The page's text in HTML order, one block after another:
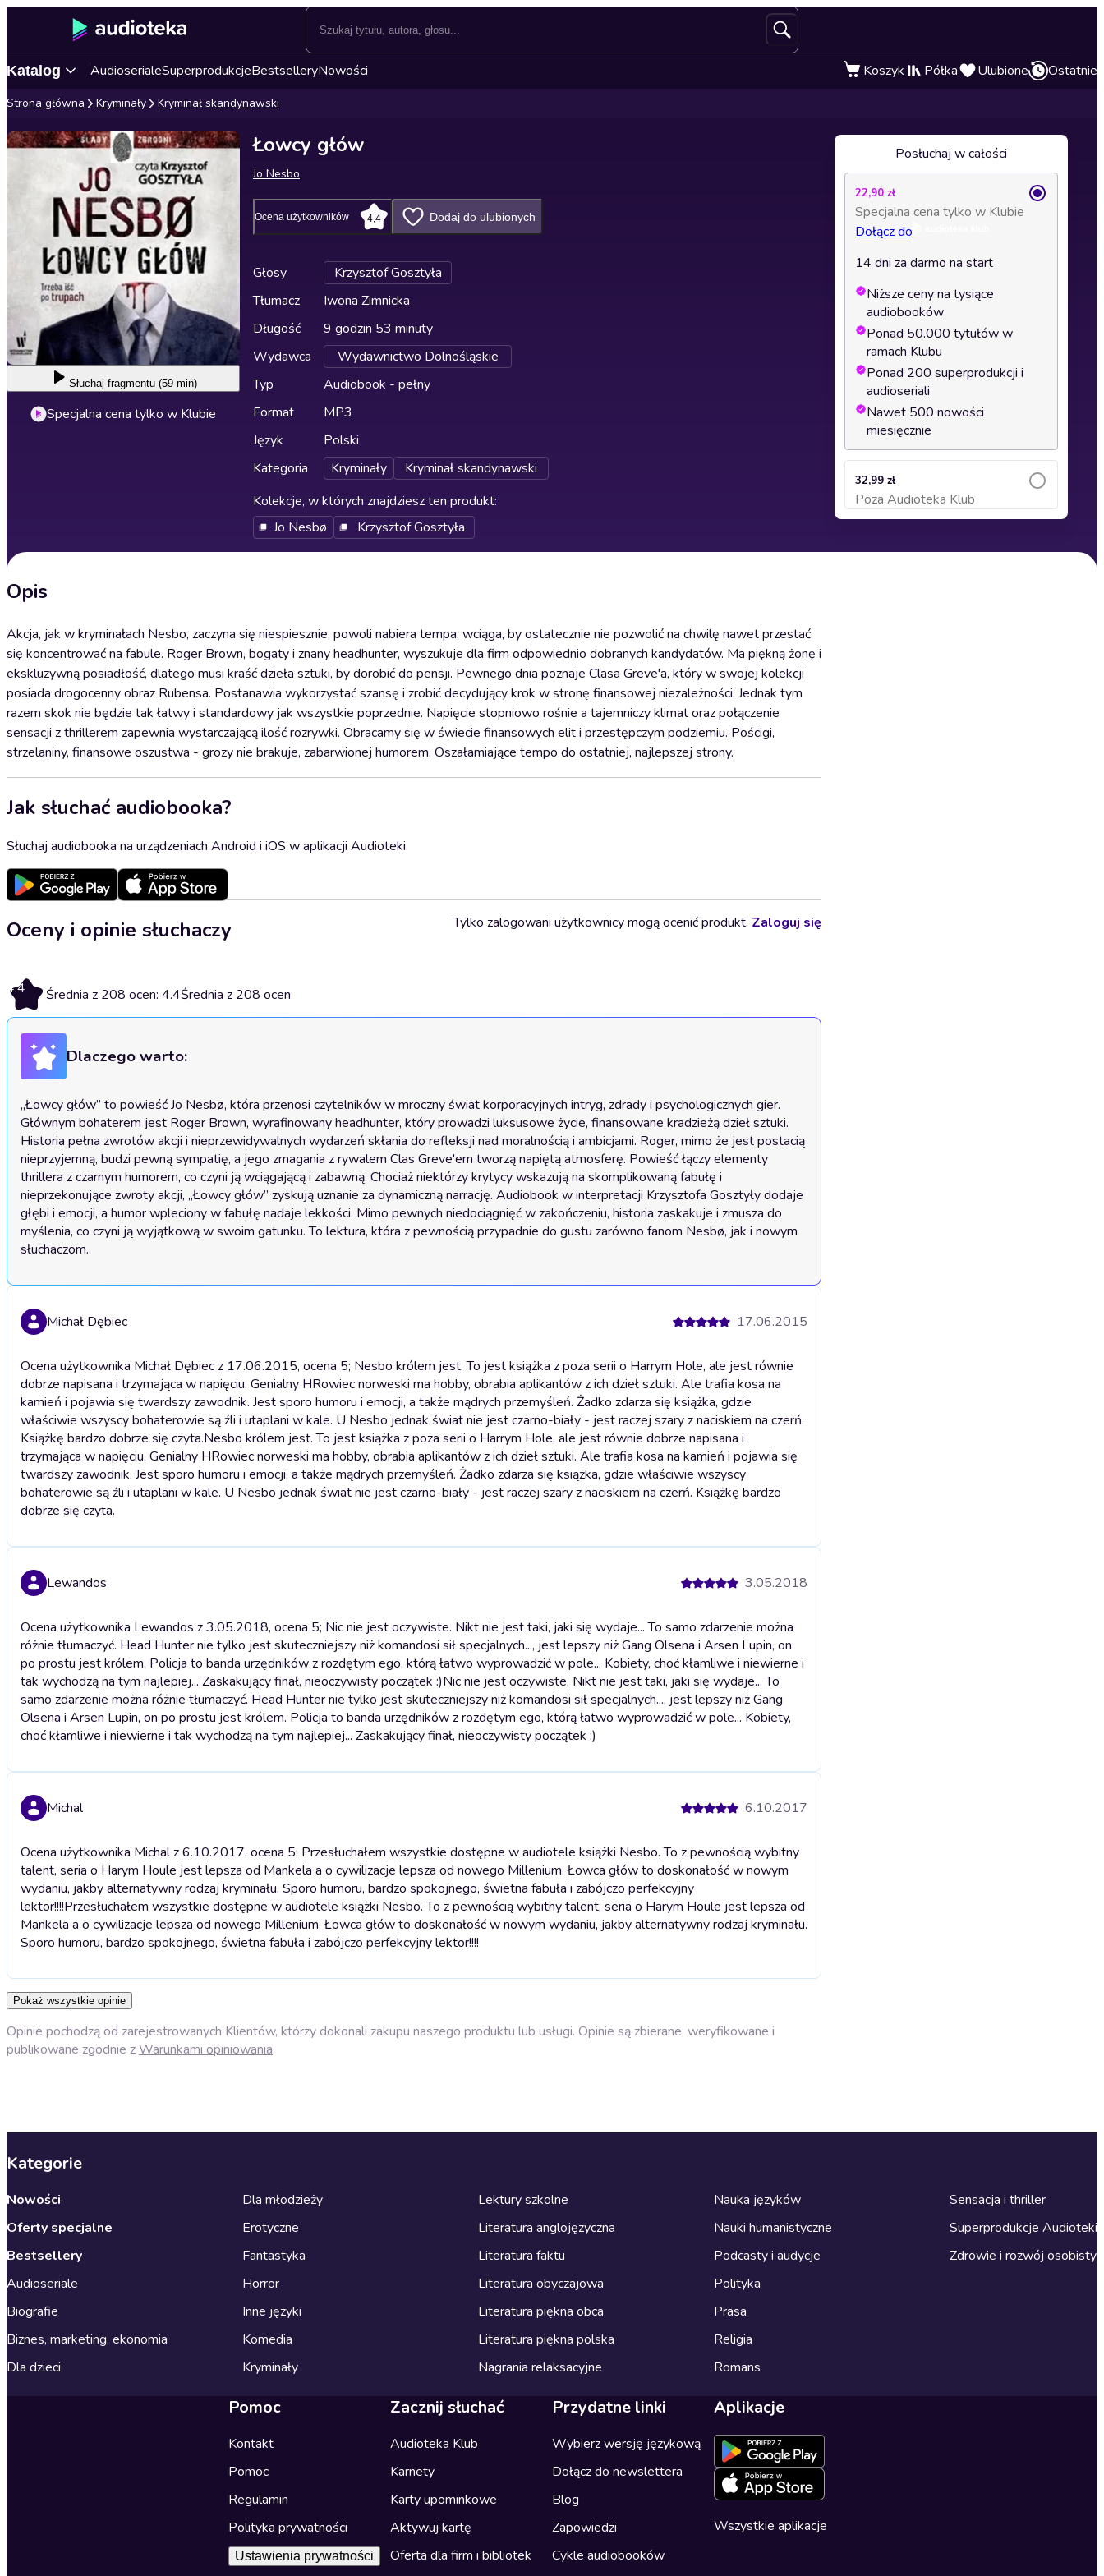
Katalog AudioserialeSuperprodukcjeBestselleryNowości Koszyk Półka Ulubione Ostatnie
Strona główna Kryminały Kryminał skandynawski
Słuchaj fragmentu (59 min)
Specjalna cena tylko w Klubie
Łowcy głów
Jo Nesbo
Ocena użytkowników 4,4 Dodaj do ulubionych
Głosy
Krzysztof Gosztyła
Tłumacz
Iwona Zimnicka
Długość
9 godzin 53 minuty
Wydawca
Wydawnictwo Dolnośląskie
Typ
Audiobook - pełny
Format
MP3
Język
Polski
Kategoria
Kryminały
Kryminał skandynawski
Kolekcje, w których znajdziesz ten produkt:
Jo Nesbø
Krzysztof Gosztyła
Opis
Akcja, jak w kryminałach Nesbo, zaczyna się niespiesznie, powoli nabiera tempa, wciąga, by ostatecznie nie pozwolić na chwilę nawet przestać
się koncentrować na fabule. Roger Brown, bogaty i znany headhunter, wyszukuje dla firm odpowiednio dobranych kandydatów. Ma piękną żonę i
ekskluzywną posiadłość, dlatego musi kraść dzieła sztuki, by dorobić do pensji. Pewnego dnia poznaje Clasa Greve'a, który w swojej kolekcji
posiada drogocenny obraz Rubensa. Postanawia wykorzystać szansę i zrobić decydujący krok w stronę finansowej niezależności. Jednak tym
razem skok nie będzie tak łatwy i standardowy jak wszystkie poprzednie. Napięcie stopniowo rośnie a tajemniczy klimat oraz połączenie
sensacji z thrillerem zapewnia wystarczającą ilość rozrywki. Obracamy się w świecie finansowych elit i przestępczym podziemiu. Pościgi,
strzelaniny, finansowe oszustwa - grozy nie brakuje, zabarwionej humorem. Oszałamiające tempo do ostatniej, najlepszej strony.
Jak słuchać audiobooka?
Słuchaj audiobooka na urządzeniach Android i iOS w aplikacji Audioteki
Oceny i opinie słuchaczy
4.4 Średnia z 208 ocen: 4.4Średnia z 208 ocen
Tylko zalogowani użytkownicy mogą ocenić produkt. Zaloguj się
Dlaczego warto:
„Łowcy głów” to powieść Jo Nesbø, która przenosi czytelników w mroczny świat korporacyjnych intryg, zdrady i psychologicznych gier.
Głównym bohaterem jest Roger Brown, wyrafinowany headhunter, który prowadzi luksusowe życie, finansowane kradzieżą dzieł sztuki.
Historia pełna zwrotów akcji i nieprzewidywalnych wydarzeń skłania do refleksji nad moralnością i ambicjami. Roger, mimo że jest postacią
nieprzyjemną, budzi pewną sympatię, a jego zmagania z rywalem Clas Greve'em tworzą napiętą atmosferę. Powieść łączy elementy
thrillera z czarnym humorem, co czyni ją wciągającą i zabawną. Chociaż niektórzy krytycy wskazują na skomplikowaną fabułę i
nieprzekonujące zwroty akcji, „Łowcy głów” zyskują uznanie za dynamiczną narrację. Audiobook w interpretacji Krzysztofa Gosztyły dodaje
głębi i emocji, a humor wpleciony w fabułę nadaje lekkości. Mimo pewnych niedociągnięć w zakończeniu, historia zaskakuje i zmusza do
myślenia, co czyni ją wyjątkową w swoim gatunku. To lektura, która z pewnością przypadnie do gustu zarówno fanom Nesbø, jak i nowym
słuchaczom.
Michał Dębiec 17.06.2015
Ocena użytkownika Michał Dębiec z 17.06.2015, ocena 5; Nesbo królem jest. To jest książka z poza serii o Harrym Hole, ale jest równie
dobrze napisana i trzymająca w napięciu. Genialny HRowiec norweski ma hobby, obrabia aplikantów z ich dzieł sztuki. Ale trafia kosa na
kamień i pojawia się twardszy zawodnik. Jest sporo humoru i emocji, a także mądrych przemyśleń. Żadko zdarza się książka, gdzie
właściwie wszyscy bohaterowie są źli i utaplani w kale. U Nesbo jednak świat nie jest czarno-biały - jest raczej szary z naciskiem na czerń.
Książkę bardzo dobrze się czyta.Nesbo królem jest. To jest książka z poza serii o Harrym Hole, ale jest równie dobrze napisana i
trzymająca w napięciu. Genialny HRowiec norweski ma hobby, obrabia aplikantów z ich dzieł sztuki. Ale trafia kosa na kamień i pojawia się
twardszy zawodnik. Jest sporo humoru i emocji, a także mądrych przemyśleń. Żadko zdarza się książka, gdzie właściwie wszyscy
bohaterowie są źli i utaplani w kale. U Nesbo jednak świat nie jest czarno-biały - jest raczej szary z naciskiem na czerń. Książkę bardzo
dobrze się czyta.
Lewandos 3.05.2018
Ocena użytkownika Lewandos z 3.05.2018, ocena 5; Nic nie jest oczywiste. Nikt nie jest taki, jaki się wydaje... To samo zdarzenie można
różnie tłumaczyć. Head Hunter nie tylko jest skuteczniejszy niż komandosi sił specjalnych..., jest lepszy niż Gang Olsena i Arsen Lupin, on
po prostu jest królem. Policja to banda urzędników z rozdętym ego, którą łatwo wyprowadzić w pole... Kobiety, choć kłamliwe i niewierne i
tak wychodzą na tym najlepiej... Zaskakujący finał, nieoczywisty początek :)Nic nie jest oczywiste. Nikt nie jest taki, jaki się wydaje... To
samo zdarzenie można różnie tłumaczyć. Head Hunter nie tylko jest skuteczniejszy niż komandosi sił specjalnych..., jest lepszy niż Gang
Olsena i Arsen Lupin, on po prostu jest królem. Policja to banda urzędników z rozdętym ego, którą łatwo wyprowadzić w pole... Kobiety,
choć kłamliwe i niewierne i tak wychodzą na tym najlepiej... Zaskakujący finał, nieoczywisty początek :)
Michal 6.10.2017
Ocena użytkownika Michal z 6.10.2017, ocena 5; Przesłuchałem wszystkie dostępne w audiotele książki Nesbo. To z pewnością wybitny
talent, seria o Harym Houle jest lepsza od Mankela a o cywilizacje lepsza od nowego Millenium. Łowca głów to doskonałość w nowym
wydaniu, jakby alternatywny rodzaj kryminału. Sporo humoru, bardzo spokojnego, świetna fabuła i zabójczo perfekcyjny
lektor!!!!Przesłuchałem wszystkie dostępne w audiotele książki Nesbo. To z pewnością wybitny talent, seria o Harym Houle jest lepsza od
Mankela a o cywilizacje lepsza od nowego Millenium. Łowca głów to doskonałość w nowym wydaniu, jakby alternatywny rodzaj kryminału.
Sporo humoru, bardzo spokojnego, świetna fabuła i zabójczo perfekcyjny lektor!!!!
Pokaż wszystkie opinie
Opinie pochodzą od zarejestrowanych Klientów, którzy dokonali zakupu naszego produktu lub usługi. Opinie są zbierane, weryfikowane i
publikowane zgodnie zWarunkami opiniowania.
Posłuchaj w całości
22,90 zł
Specjalna cena tylko w Klubie
Dołącz do
14 dni za darmo na start
Niższe ceny na tysiące
audiobooków
Ponad 50.000 tytułów w
ramach Klubu
Ponad 200 superprodukcji i
audioseriali
Nawet 500 nowości
miesięcznie
32,99 zł
Poza Audioteka Klub
Dodaj do koszyka
Kategorie
Nowości
Oferty specjalne
Bestsellery
Audioseriale
Biografie
Biznes, marketing, ekonomia
Dla dzieci
Dla młodzieży
Erotyczne
Fantastyka
Horror
Inne języki
Komedia
Kryminały
Lektury szkolne
Literatura anglojęzyczna
Literatura faktu
Literatura obyczajowa
Literatura piękna obca
Literatura piękna polska
Nagrania relaksacyjne
Nauka języków
Nauki humanistyczne
Podcasty i audycje
Polityka
Prasa
Religia
Romans
Sensacja i thriller
Superprodukcje Audioteki
Zdrowie i rozwój osobisty
Pomoc
Kontakt
Pomoc
Regulamin
Polityka prywatności
Ustawienia prywatności
Zacznij słuchać
Audioteka Klub
Karnety
Karty upominkowe
Aktywuj kartę
Oferta dla firm i bibliotek
Przydatne linki
Wybierz wersję językową
Dołącz do newslettera
Blog
Zapowiedzi
Cykle audiobooków
Aplikacje
Wszystkie aplikacje